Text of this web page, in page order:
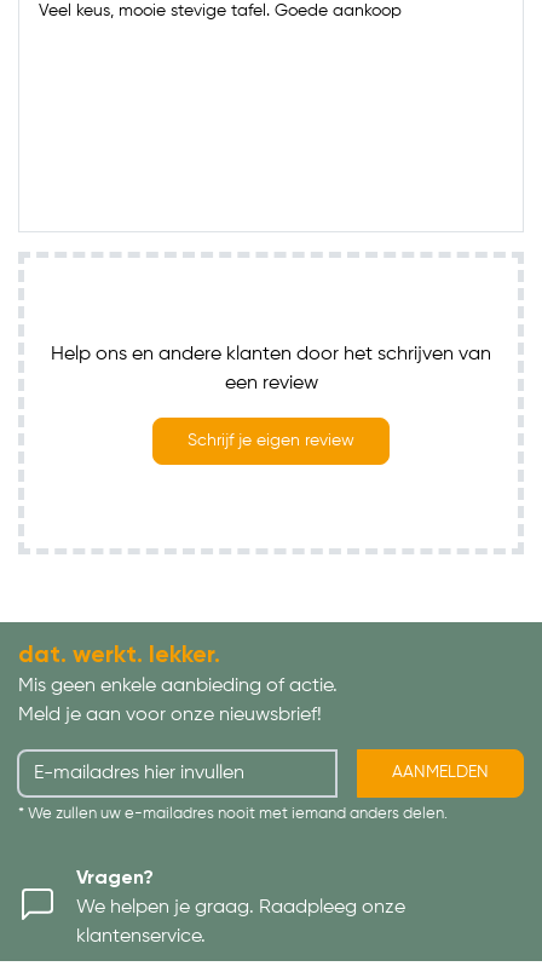
Veel keus, mooie stevige tafel. Goede aankoop
Help ons en andere klanten door het schrijven van
een review
Schrijf je eigen review
dat. werkt. lekker.
Mis geen enkele aanbieding of actie.
Meld je aan voor onze nieuwsbrief!
AANMELDEN
* We zullen uw e-mailadres nooit met iemand anders delen.
Vragen?
We helpen je graag. Raadpleeg onze
klantenservice.